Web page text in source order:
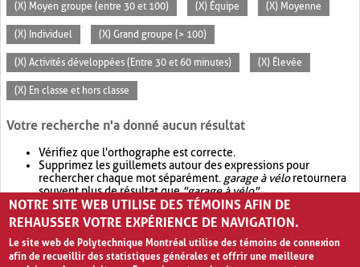
(X) Moyen groupe (entre 30 et 100) (X) Équipe (X) Moyenne
(X) Individuel (X) Grand groupe (> 100)
(X) Activités développées (Entre 30 et 60 minutes) (X) Élevée
(X) En classe et hors classe
Votre recherche n'a donné aucun résultat
Vérifiez que l'orthographe est correcte.
Supprimez les guillemets autour des expressions pour
rechercher chaque mot séparément. garage à véloretournera
souvent plus de résultat que"garage à vélo".
Envisagez d'élargir votre recherche avec OR.garage OR vélo
retournera souvent plus de résultat quegarage à vélo
NOTRE SITE WEB UTILISE DES TÉMOINS AFIN DE
REHAUSSER VOTRE EXPÉRIENCE DE NAVIGATION.
Le site web de Polytechnique Montréal utilise des témoins de connexion
afin de recueillir des statistiques générales et offrir une meilleure